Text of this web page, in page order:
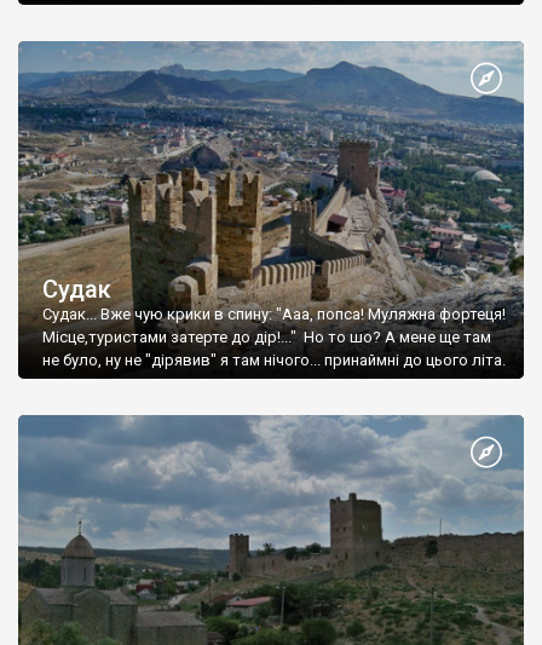
Судак
Судак... Вже чую крики в спину: "Ааа, попса! Муляжна фортеця!
Місце,туристами затерте до дір!..." Но то шо? А мене ще там
не було, ну не "дірявив" я там нічого... принаймні до цього літа.